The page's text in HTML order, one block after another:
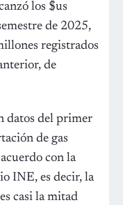
los $us
de 2025,
registrados
de
datos del primer
de gas
con la
INE, es decir, la
casi la mitad